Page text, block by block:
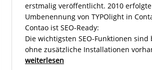
erstmalig veröffentlicht. 2010
Umbenennung von TYPOlight in
Contao ist SEO-Ready:
Die wichtigsten SEO-Funktionen sind
ohne zusätzliche Installationen
weiterlesen